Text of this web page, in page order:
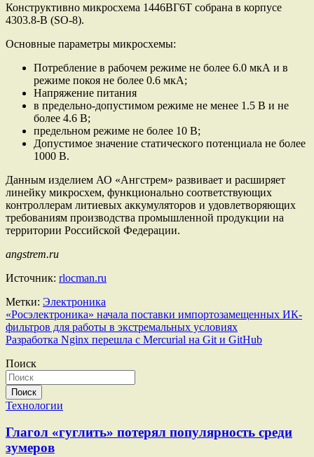
Конструктивно микросхема 1446ВГ6Т собрана в корпусе
4303.8-В (SO-8).
Основные параметры микросхемы:
Потребление в рабочем режиме не более 6.0 мкА и в
режиме покоя не более 0.6 мкА;
Напряжение питания
в предельно-допустимом режиме не менее 1.5 В и не
более 4.6 В;
предельном режиме не более 10 В;
Допустимое значение статического потенциала не более
1000 В.
Данным изделием АО «Ангстрем» развивает и расширяет
линейку микросхем, функционально соответствующих
контроллерам литиевых аккумуляторов и удовлетворяющих
требованиям производства промышленной продукции на
территории Российской Федерации.
angstrem.ru
Источник: rlocman.ru
Метки: Электроника
Навигация
по
«Росэлектроника» начала поставки импортозамещенных ИК-
фильтров для работы в экстремальных условиях
Разработка Nginx перешла с Mercurial на Git и GitHub
Поиск
Поиск
Технологии
Глагол «гуглить» потерял популярность среди
зумеров